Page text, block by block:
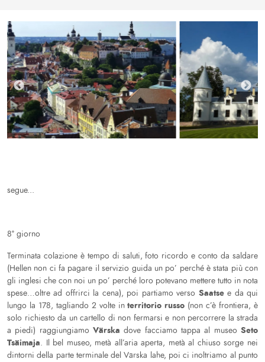
segue...
8° giorno
Terminata colazione è tempo di saluti, foto ricordo e conto da saldare
(Hellen non ci fa pagare il servizio guida un po’ perché è stata più con
gli inglesi che con noi un po’ perché loro potevano mettere tutto in nota
spese…oltre ad offrirci la cena), poi partiamo verso Saatsee da qui
lungo la 178, tagliando 2 volte interritorio russo (non c’è frontiera, è
solo richiesto da un cartello di non fermarsi e non percorrere la strada
a piedi) raggiungiamo Värskadove facciamo tappa al museoSeto
Tsäimaja. Il bel museo, metà all’aria aperta, metà al chiuso sorge nei
dintorni della parte terminale del Värska lahe, poi ci inoltriamo al punto